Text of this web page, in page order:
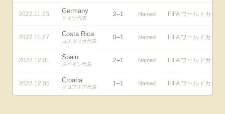
2022.11.23 Germany
ドイツ代表
2–1 Named FIFA ワールドカップ
2022.11.27 Costa Rica
コスタリカ代表
0–1 Named FIFA ワールドカップ
2022.12.01 Spain
スペイン代表
2–1 Named FIFA ワールドカップ
2022.12.05 Croatia
クロアチア代表
1–1 Named FIFA ワールドカップ